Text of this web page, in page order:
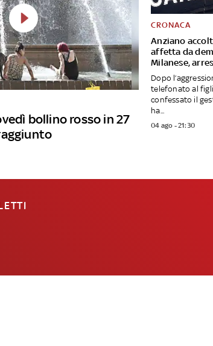
bollino rosso in 27
Anziano
affetta da
Milanese,
CRONACA
Dopo
telefonato al
confessato il
ha...
04 ago - 21:30